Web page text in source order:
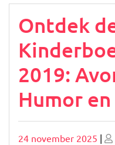
Ontdek
2019:
Humor
Geplaatst
24 november 2025 |